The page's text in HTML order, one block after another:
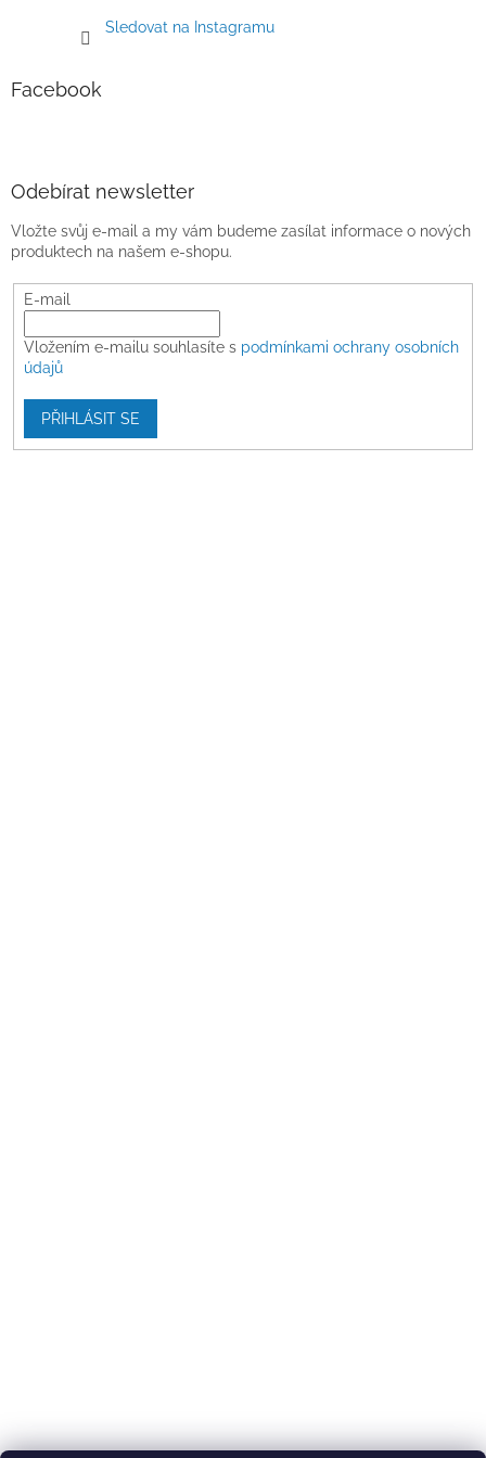
Sledovat na Instagramu
Facebook
Odebírat newsletter
Vložte svůj e-mail a my vám budeme zasílat informace o nových
produktech na našem e-shopu.
E-mail
Vložením e-mailu souhlasíte s podmínkami ochrany osobních
údajů
PŘIHLÁSIT SE